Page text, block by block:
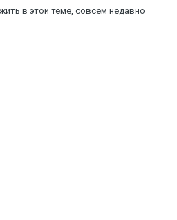
в этой теме, совсем недавно